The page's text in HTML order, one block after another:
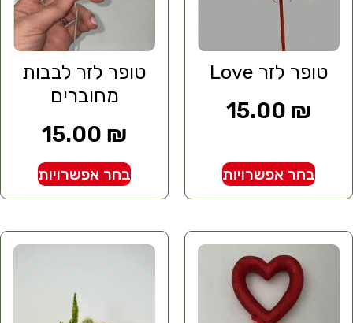
טופר לזר Love
15.00 ₪
בחר אפשרויות
טופר לזר לבבות
מחוברים
15.00 ₪
בחר אפשרויות